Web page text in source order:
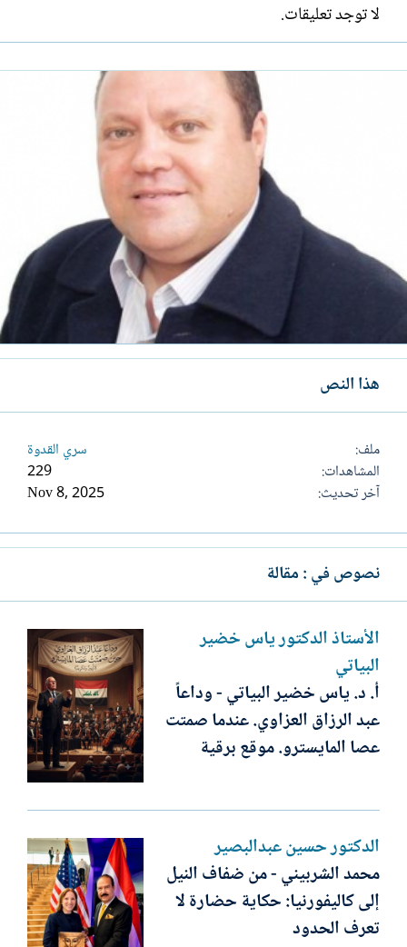
لا توجد تعليقات.
هذا النص
ملف
سري القدوة
المشاهدات
229
آخر تحديث
Nov 8, 2025
نصوص في : مقالة
الأستاذ الدكتور ياس خضير
البياتي
أ. د. ياس خضير البياتي - وداعاً
عبد الرزاق العزاوي. عندما صمتت
عصا المايسترو. موقع برقية
الدكتور حسين عبدالبصير
محمد الشربيني - من ضفاف النيل
إلى كاليفورنيا: حكاية حضارة لا
تعرف الحدود